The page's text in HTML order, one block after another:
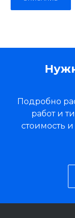
Подробно
работ и
стоимость